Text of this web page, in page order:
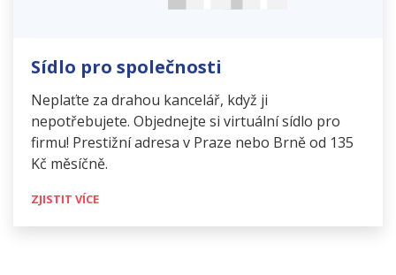
Sídlo pro společnosti
Neplaťte za drahou kancelář, když ji
nepotřebujete. Objednejte si virtuální sídlo pro
firmu! Prestižní adresa v Praze nebo Brně od 135
Kč měsíčně.
ZJISTIT VÍCE